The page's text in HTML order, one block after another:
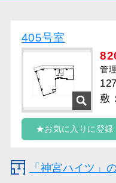
405号室
管
敷
★お気に入りに登録
「神宮ハイツ」